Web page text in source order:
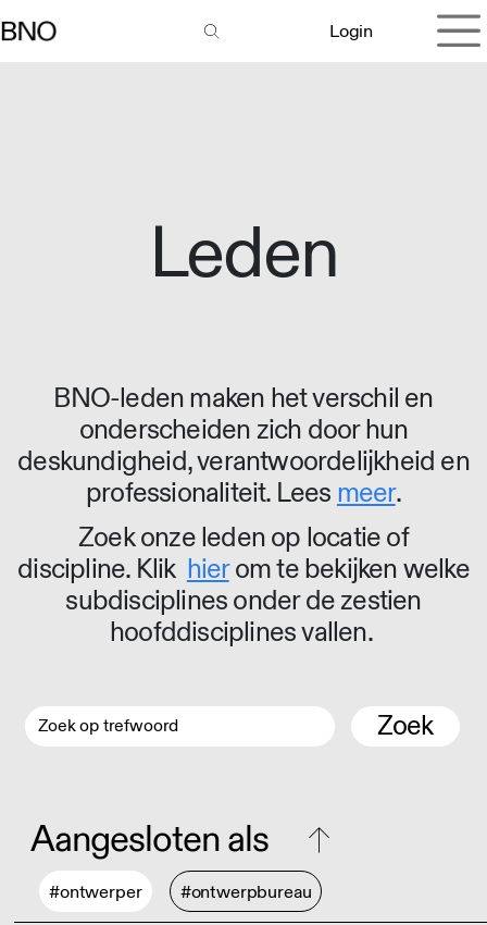
Login
Leden
BNO-leden maken het verschil en
onderscheiden zich door hun
deskundigheid, verantwoordelijkheid en
professionaliteit. Lees meer.
Zoek onze leden op locatie of
discipline. Klik hierom te bekijken welke
subdisciplines onder de zestien
hoofddisciplines vallen.
Zoek
Aangesloten als
#ontwerper #ontwerpbureau